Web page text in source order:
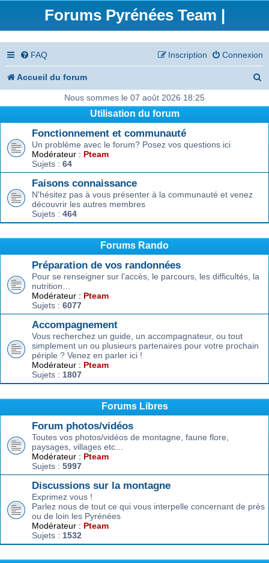
Forums Pyrénées Team |
FAQ Connexion
Inscription
Accueil du forum
e
Nous sommes le 07 août 2026 18:25
Utilisation du forum
Fonctionnement et communauté
Un problème avec le forum? Posez vos questions ici
Modérateur : Pteam
Sujets : 64
Faisons connaissance
N'hésitez pas à vous présenter à la communauté et venez
découvrir les autres membres
Sujets : 464
Forums Rando
Préparation de vos randonnées
Pour se renseigner sur l’accès, le parcours, les difficultés, la
nutrition…
Modérateur : Pteam
Sujets : 6077
Accompagnement
Vous recherchez un guide, un accompagnateur, ou tout
simplement un ou plusieurs partenaires pour votre prochain
périple ? Venez en parler ici !
Modérateur : Pteam
Sujets : 1807
Forums Libres
Forum photos/vidéos
Toutes vos photos/vidéos de montagne, faune flore,
paysages, villages etc…
Modérateur : Pteam
Sujets : 5997
Discussions sur la montagne
Exprimez vous !
Parlez nous de tout ce qui vous interpelle concernant de près
ou de loin les Pyrénées
Modérateur : Pteam
Sujets : 1532